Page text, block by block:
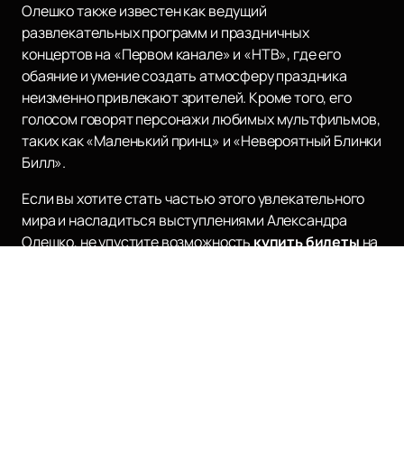
Олешко также известен как ведущий
развлекательных программ и праздничных
концертов на «Первом канале» и «НТВ», где его
обаяние и умение создать атмосферу праздника
неизменно привлекают зрителей. Кроме того, его
голосом говорят персонажи любимых мультфильмов,
таких как «Маленький принц» и «Невероятный Блинки
Билл».
Если вы хотите стать частью этого увлекательного
мира и насладиться выступлениями Александра
Олешко, не упустите возможностькупить билетына